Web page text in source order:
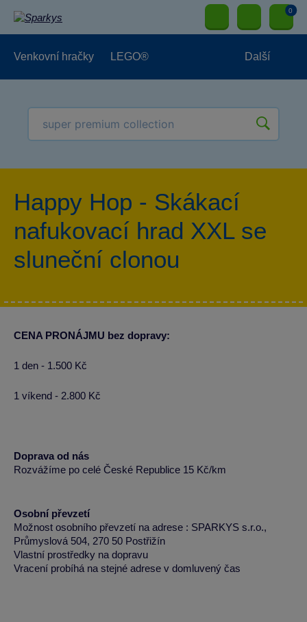
0
Venkovní hračky LEGO® Další
Happy Hop - Skákací
nafukovací hrad XXL se
sluneční clonou
CENA PRONÁJMU bez dopravy:
1 den - 1.500 Kč
1 víkend - 2.800 Kč
Doprava od nás
Rozvážíme po celé České Republice 15 Kč/km
Osobní převzetí
Možnost osobního převzetí na adrese : SPARKYS s.r.o.,
Průmyslová 504, 270 50 Postřižín
Vlastní prostředky na dopravu
Vracení probíhá na stejné adrese v domluvený čas